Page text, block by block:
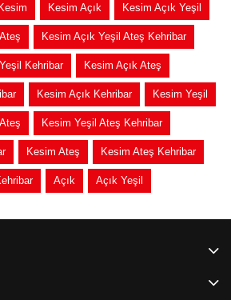
Kesim Kesim Açık Kesim Açık Yeşil
Kesim Açık Yeşil Ateş Kehribar
Kehribar Kesim Açık Ateş
Kesim Açık Kehribar Kesim Yeşil
Kesim Yeşil Ateş Kehribar
Kesim Ateş Kesim Ateş Kehribar
Açık Açık Yeşil